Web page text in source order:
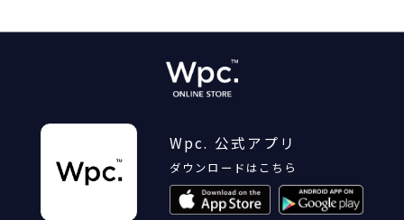
Wpc. 公式アプリ
ダウンロードはこちら